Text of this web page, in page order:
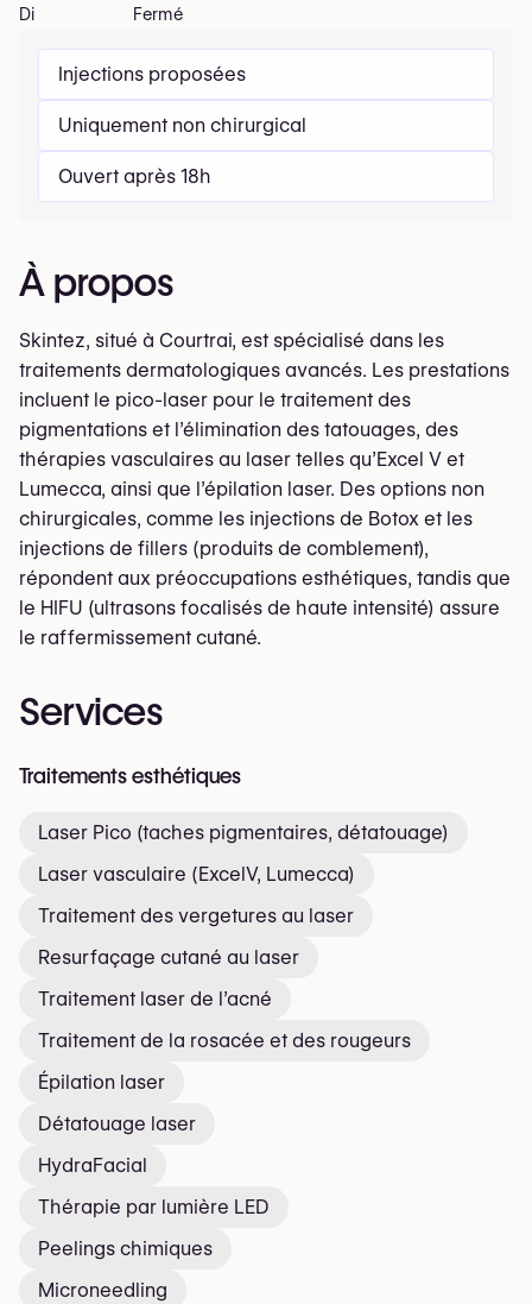
Injections proposées
Uniquement non chirurgical
Ouvert après 18h
À propos
Skintez, situé à Courtrai, est spécialisé dans les
traitements dermatologiques avancés. Les prestations
incluent le pico-laser pour le traitement des
pigmentations et l’élimination des tatouages, des
thérapies vasculaires au laser telles qu’Excel V et
Lumecca, ainsi que l’épilation laser. Des options non
chirurgicales, comme les injections de Botox et les
injections de fillers (produits de comblement),
répondent aux préoccupations esthétiques, tandis que
le HIFU (ultrasons focalisés de haute intensité) assure
le raffermissement cutané.
Services
Traitements esthétiques
Laser Pico (taches pigmentaires, détatouage)
Laser vasculaire (ExcelV, Lumecca)
Traitement des vergetures au laser
Resurfaçage cutané au laser
Traitement laser de l’acné
Traitement de la rosacée et des rougeurs
Épilation laser
Détatouage laser
HydraFacial
Thérapie par lumière LED
Peelings chimiques
Microneedling
Di
Fermé